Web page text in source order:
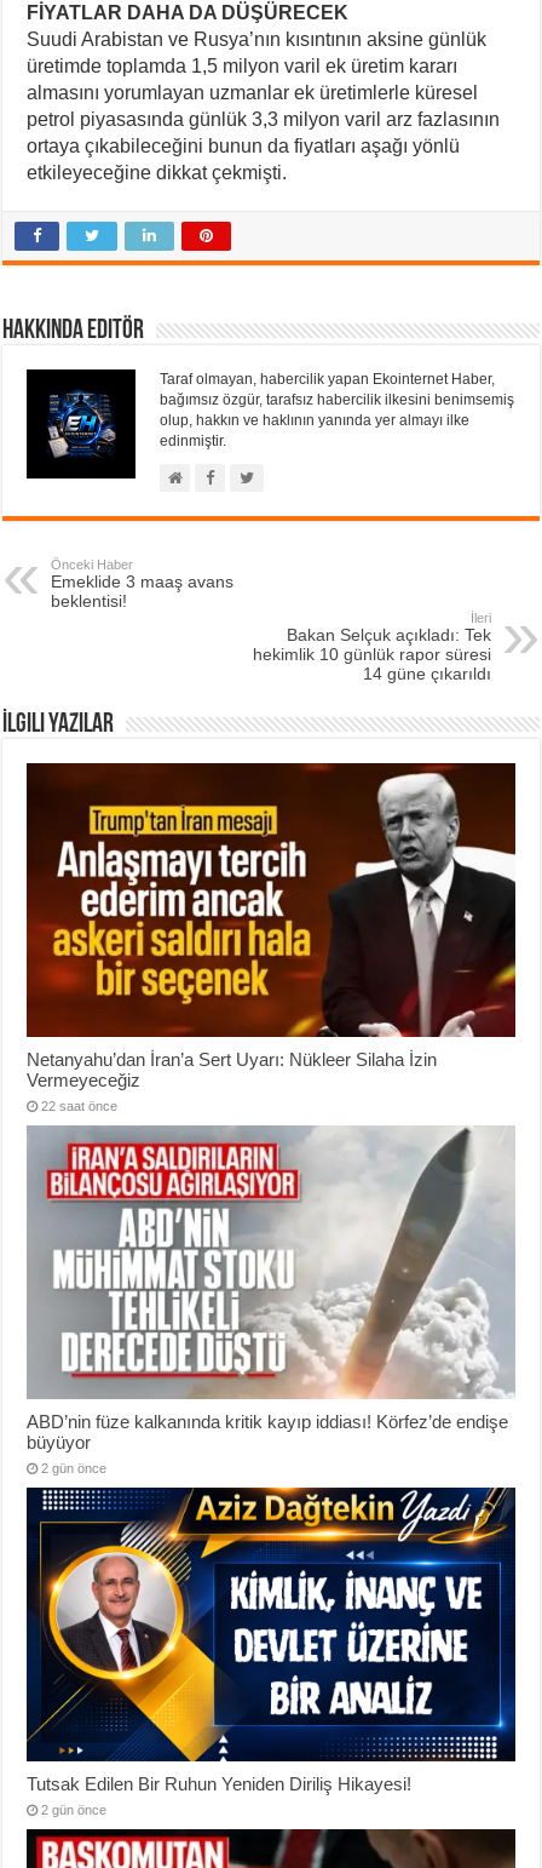
FİYATLAR DAHA DA DÜŞÜRECEK
Suudi Arabistan ve Rusya’nın kısıntının aksine günlük
üretimde toplamda 1,5 milyon varil ek üretim kararı
almasını yorumlayan uzmanlar ek üretimlerle küresel
petrol piyasasında günlük 3,3 milyon varil arz fazlasının
ortaya çıkabileceğini bunun da fiyatları aşağı yönlü
etkileyeceğine dikkat çekmişti.
Hakkında Editör
Taraf olmayan, habercilik yapan Ekointernet Haber,
bağımsız özgür, tarafsız habercilik ilkesini benimsemiş
olup, hakkın ve haklının yanında yer almayı ilke
edinmiştir.
Önceki Haber
Emeklide 3 maaş avans
beklentisi!
İleri
Bakan Selçuk açıkladı: Tek
hekimlik 10 günlük rapor süresi
14 güne çıkarıldı
İlgili Yazılar
Netanyahu’dan İran’a Sert Uyarı: Nükleer Silaha İzin
Vermeyeceğiz
22 saat önce
ABD’nin füze kalkanında kritik kayıp iddiası! Körfez’de endişe
büyüyor
2 gün önce
Tutsak Edilen Bir Ruhun Yeniden Diriliş Hikayesi!
2 gün önce